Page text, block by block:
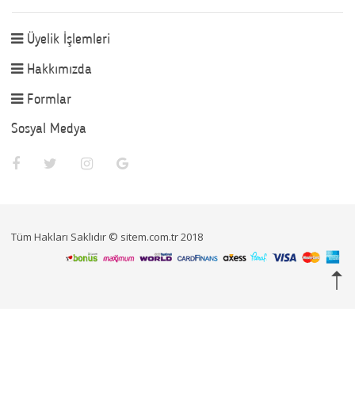
Üyelik İşlemleri
Hakkımızda
Formlar
Sosyal Medya
Tüm Hakları Saklıdır © sitem.com.tr 2018